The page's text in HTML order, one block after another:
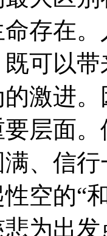
存在
可以
激进
层面
、信
空的“
出发